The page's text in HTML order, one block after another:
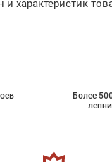
характеристик
Более